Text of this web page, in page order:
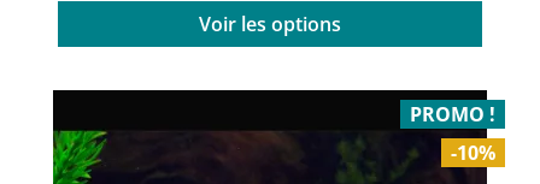
Voir les options
PROMO !
-10%